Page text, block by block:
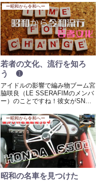
理ブームにとどまらず、K-POP
や韓国のライフスタイル全般 に
対する憧れが根強く関係していま
す。K-POPと日本の若者...
ー昭和から令和へー
若者の文化、流行を知ろ
う ➊
アイドルの影響で編み物ブーム宮
脇咲良（LE SSERAFIMのメンバ
ー）のことですね！彼女がSNS
女性の間での編み物ブームに影響
を与えているんですね。確かに、
最近若い女性の間で編み物が静か
なブームになっている。...
ー昭和から令和へー
昭和の名車を見つけた